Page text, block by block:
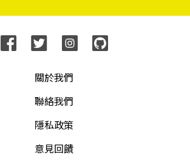
關於我們
聯絡我們
隱私政策
意見回饋